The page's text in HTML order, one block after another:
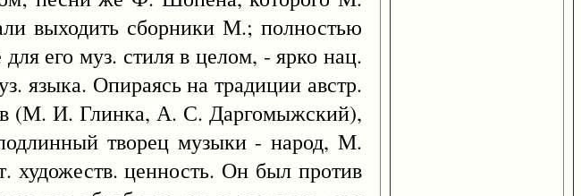
выходить сборники М.; полностью
его муз. стиля в целом, - ярко нац.
языка. Опираясь на традиции австр.
(М. И. Глинка, А. С. Даргомыжский),
творец музыки - народ, М.
художеств. ценность. Он был против